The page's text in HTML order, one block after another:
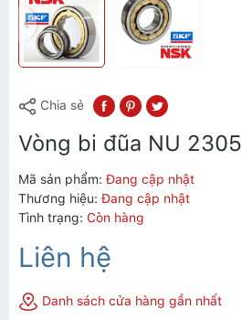
Chia sẻ
Vòng bi đũa NU 2305
Mã sản phẩm: Đang cập nhật
Thương hiệu: Đang cập nhật
Tình trạng: Còn hàng
Liên hệ
Danh sách cửa hàng gần nhất